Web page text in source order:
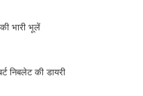
भारी भूलें
निबलेट की डायरी